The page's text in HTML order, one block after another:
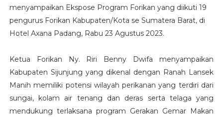
menyampaikan Ekspose Program Forikan yang diikuti 19
pengurus Forikan Kabupaten/Kota se Sumatera Barat, di
Hotel Axana Padang, Rabu 23 Agustus 2023.
Ketua Forikan Ny. Riri Benny Dwifa menyampaikan
Kabupaten Sijunjung yang dikenal dengan Ranah Lansek
Manih memiliki potensi wilayah perikanan yang terdiri dari
sungai, kolam air tenang dan deras serta telaga yang
mendukung terlaksana program Gerakan Gemar Makan